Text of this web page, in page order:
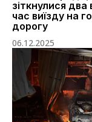
зіткнулися два
час виїзду на
дорогу
06.12.2025